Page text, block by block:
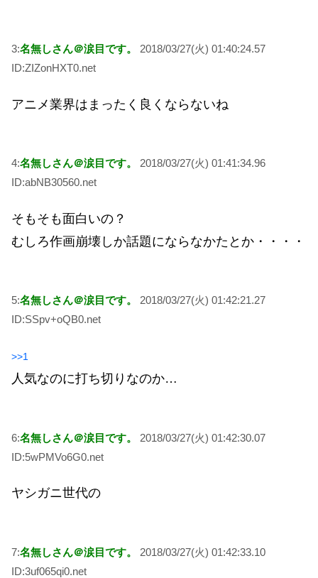
3:名無しさん＠涙目です。
2018/03/27(火) 01:40:24.57
ID:ZIZonHXT0.net
アニメ業界はまったく良くならないね
4:名無しさん＠涙目です。
2018/03/27(火) 01:41:34.96
ID:abNB30560.net
そもそも面白いの？
むしろ作画崩壊しか話題にならなかたとか・・・・
5:名無しさん＠涙目です。
2018/03/27(火) 01:42:21.27
ID:SSpv+oQB0.net
>>1
人気なのに打ち切りなのか…
6:名無しさん＠涙目です。
2018/03/27(火) 01:42:30.07
ID:5wPMVo6G0.net
ヤシガニ世代の
7:名無しさん＠涙目です。
2018/03/27(火) 01:42:33.10
ID:3uf065qi0.net